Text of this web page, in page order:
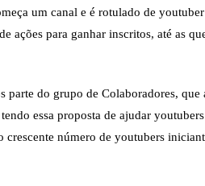
um canal e é rotulado de
ações para ganhar inscritos, até as
parte do grupo de Colaboradores,
essa proposta de ajudar
crescente número de youtubers